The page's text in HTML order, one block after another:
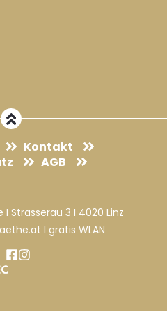
Kontakt
AGB
Strasserau 3 I 4020 Linz
I gratis WLAN